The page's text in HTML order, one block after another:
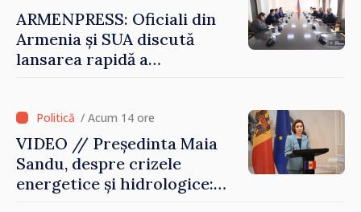
ARMENPRESS: Oficiali din
Armenia și SUA discută
lansarea rapidă a
/ Acum 14 ore
VIDEO // Președinta Maia
Sandu, despre crizele
energetice și hidrologice: